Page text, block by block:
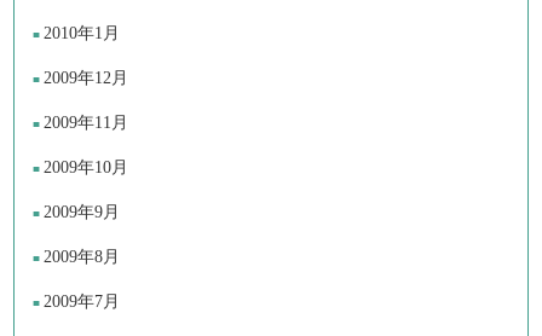
2010年1月
2009年12月
2009年11月
2009年10月
2009年9月
2009年8月
2009年7月